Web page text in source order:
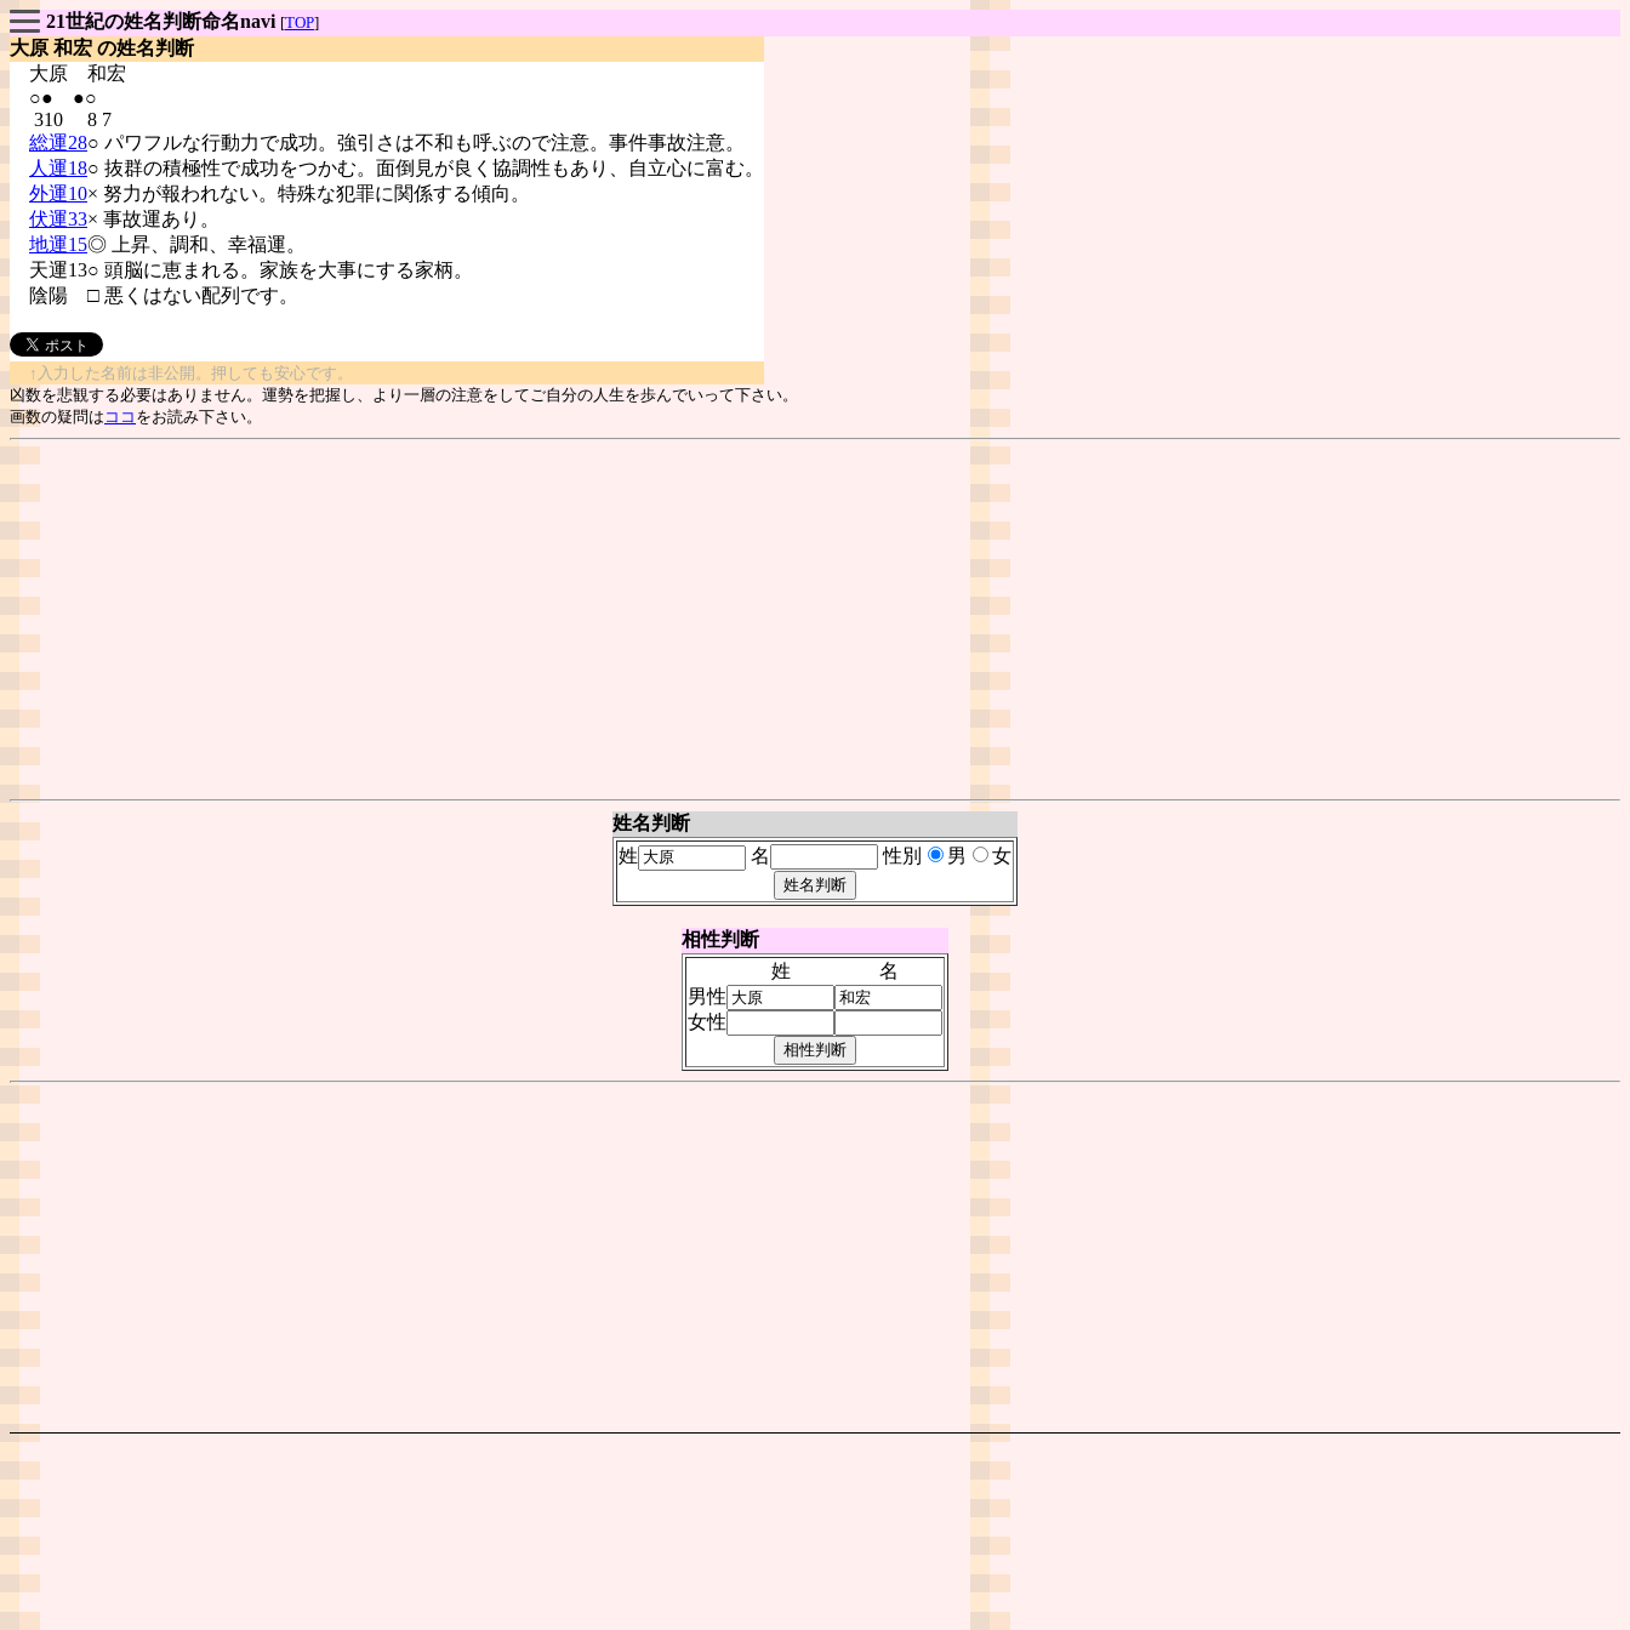
21世紀の姓名判断命名navi [TOP]
大原 和宏 の姓名判断
大原 和宏
○● ●○
310 8 7
総運28○ パワフルな行動力で成功。強引さは不和も呼ぶので注意。事件事故注意。
人運18○ 抜群の積極性で成功をつかむ。面倒見が良く協調性もあり、自立心に富む。
外運10× 努力が報われない。特殊な犯罪に関係する傾向。
伏運33× 事故運あり。
地運15◎ 上昇、調和、幸福運。
天運13○ 頭脳に恵まれる。家族を大事にする家柄。
陰陽 □ 悪くはない配列です。
↑入力した名前は非公開。押しても安心です。
凶数を悲観する必要はありません。運勢を把握し、より一層の注意をしてご自分の人生を歩んでいって下さい。
画数の疑問は ココ をお読み下さい。
姓名判断
姓
名 性別 男 女
相性判断
姓
名
男性
女性